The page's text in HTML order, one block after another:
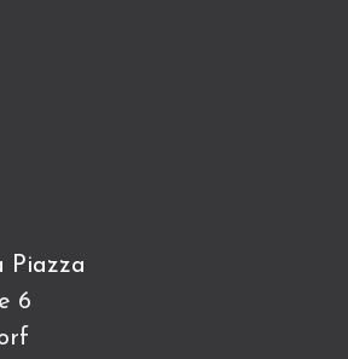
Piazza
6